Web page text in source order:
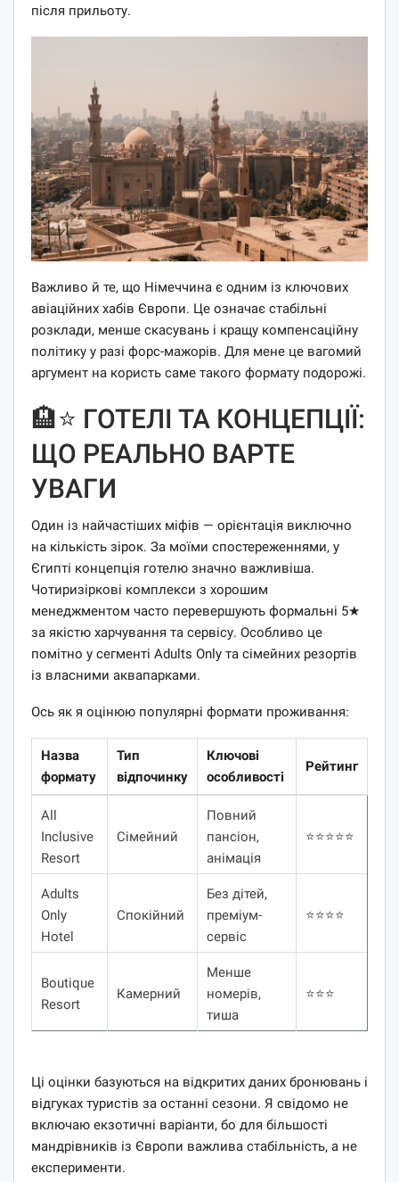
після прильоту.
Важливо й те, що Німеччина є одним із ключових
авіаційних хабів Європи. Це означає стабільні
розклади, менше скасувань і кращу компенсаційну
політику у разі форс-мажорів. Для мене це вагомий
аргумент на користь саме такого формату подорожі.
🏨⭐ ГОТЕЛІ ТА КОНЦЕПЦІЇ:
ЩО РЕАЛЬНО ВАРТЕ
УВАГИ
Один із найчастіших міфів — орієнтація виключно
на кількість зірок. За моїми спостереженнями, у
Єгипті концепція готелю значно важливіша.
Чотиризіркові комплекси з хорошим
менеджментом часто перевершують формальні 5★
за якістю харчування та сервісу. Особливо це
помітно у сегменті Adults Only та сімейних резортів
із власними аквапарками.
Ось як я оцінюю популярні формати проживання:
Назва
формату
Тип
відпочинку
Ключові
особливості
Рейтинг
All
Inclusive
Resort
Сімейний
Повний
пансіон,
анімація
⭐⭐⭐⭐⭐
Adults
Only
Hotel
Спокійний
Без дітей,
преміум-
сервіс
⭐⭐⭐⭐
Boutique
Resort
Камерний
Менше
номерів,
тиша
⭐⭐⭐
Ці оцінки базуються на відкритих даних бронювань і
відгуках туристів за останні сезони. Я свідомо не
включаю екзотичні варіанти, бо для більшості
мандрівників із Європи важлива стабільність, а не
експерименти.